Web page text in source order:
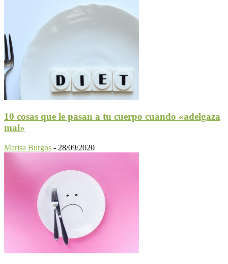
10 cosas que le pasan a tu cuerpo cuando «adelgaza
mal»
Marisa Burgos - 28/09/2020